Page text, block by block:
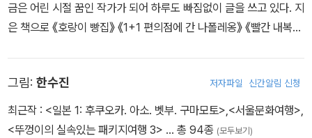
금은 어린 시절 꿈인 작가가 되어 하루도 빠짐없이 글을 쓰고 있다. 지
은 책으로 《호랑이 빵집》 《1+1 편의점에 간 나폴레옹》 《빨간 내복의
라도 우리는 친구〉, 도덕 교과서(6학년)에 〈욕심과 유혹을 이기는 힘
절제〉가 수록되어 있다.
그림: 한수진 저자파일 신간알림 신청
최근작 : <일본 1: 후쿠오카. 아소. 벳부. 구마모토>,<서울문화여행>,
<뚜껑이의 실속있는 패키지여행 3> … 총 94종 (모두보기)